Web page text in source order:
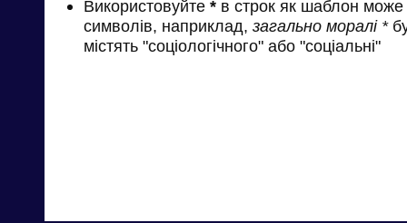
Використовуйте * в строк як шаблон може
символів, наприклад, загально моралі *
містять "соціологічного" або "соціальні"